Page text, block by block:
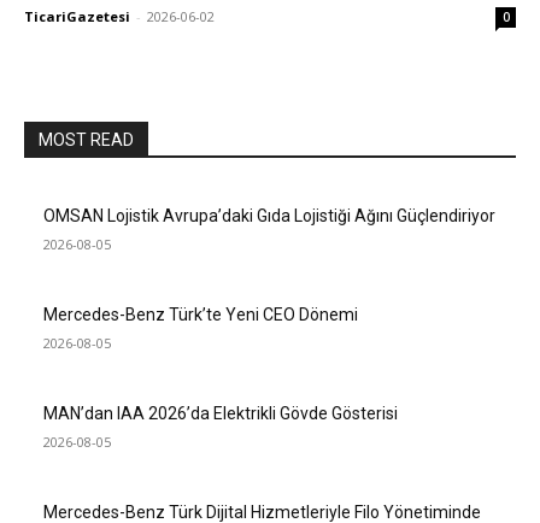
TicariGazetesi - 2026-06-02 0
MOST READ
OMSAN Lojistik Avrupa’daki Gıda Lojistiği Ağını Güçlendiriyor
2026-08-05
Mercedes-Benz Türk’te Yeni CEO Dönemi
2026-08-05
MAN’dan IAA 2026’da Elektrikli Gövde Gösterisi
2026-08-05
Mercedes-Benz Türk Dijital Hizmetleriyle Filo Yönetiminde